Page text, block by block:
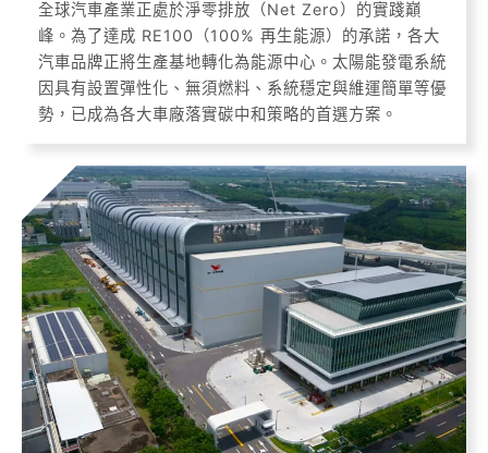
全球汽車產業正處於淨零排放（Net Zero）的實踐巔
峰。為了達成 RE100（100% 再生能源）的承諾，各大
汽車品牌正將生產基地轉化為能源中心。太陽能發電系統
因具有設置彈性化、無須燃料、系統穩定與維運簡單等優
勢，已成為各大車廠落實碳中和策略的首選方案。